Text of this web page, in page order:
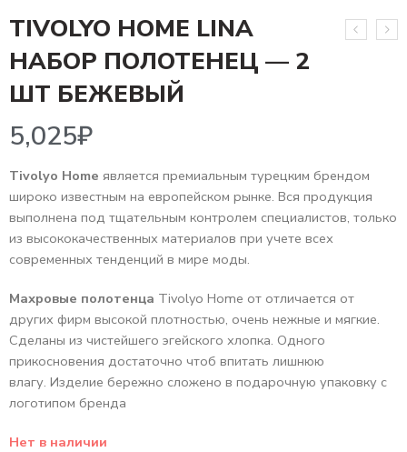
TIVOLYO HOME LINA
НАБОР ПОЛОТЕНЕЦ — 2
ШТ БЕЖЕВЫЙ
5,025₽
Tivolyo Home является премиальным турецким брендом
широко известным на европейском рынке. Вся продукция
выполнена под тщательным контролем специалистов, только
из высококачественных материалов при учете всех
современных тенденций в мире моды.
Махровые полотенца Tivolyo Home от отличается от
других фирм высокой плотностью, очень нежные и мягкие.
Сделаны из чистейшего эгейского хлопка. Одного
прикосновения достаточно чтоб впитать лишнюю
влагу. Изделие бережно сложено в подарочную упаковку с
логотипом бренда
Нет в наличии